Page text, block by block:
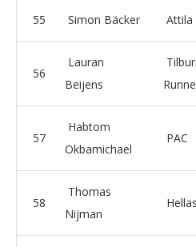
55 Simon Bäcker Attila
56
Lauran
Beijens
57
Habtom
Okbamichael
PAC
58
Thomas
Nijman
Hellas